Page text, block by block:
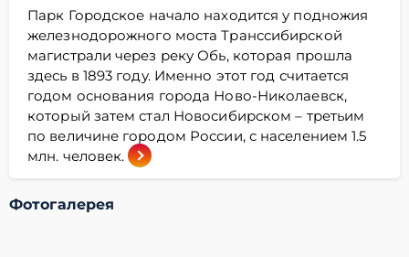
Парк Городское начало находится у подножия
железнодорожного моста Транссибирской
магистрали через реку Обь, которая прошла
здесь в 1893 году. Именно этот год считается
годом основания города Ново-Николаевск,
который затем стал Новосибирском – третьим
по величине городом России, с населением 1.5
млн. человек.
Фотогалерея